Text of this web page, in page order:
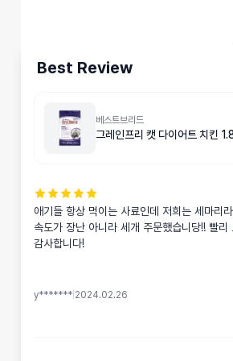
Best Review
베스트브리드
그레인프리 캣 다이어트 치킨
애기들 항상 먹이는 사료인데 저희는 세마리
속도가 장난 아니라 세개 주문했습니당!! 빨리
감사합니다!
y******* 2024.02.26